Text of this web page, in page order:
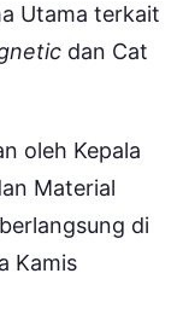
Utama terkait
dan Cat
oleh Kepala
Material
di
Kamis